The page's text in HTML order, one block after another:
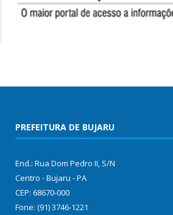
PREFEITURA DE BUJARU
End.: Rua Dom Pedro II, S/N
Centro - Bujaru - PA
CEP: 68670-000
Fone: (91) 3746-1221